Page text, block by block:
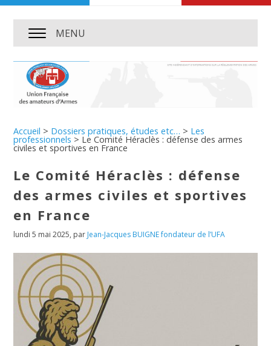
MENU
Accueil > Dossiers pratiques, études etc… > Les
professionnels > Le Comité Héraclès : défense des armes
civiles et sportives en France
Le Comité Héraclès : défense
des armes civiles et sportives
en France
lundi 5 mai 2025, par Jean-Jacques BUIGNE fondateur de l’UFA